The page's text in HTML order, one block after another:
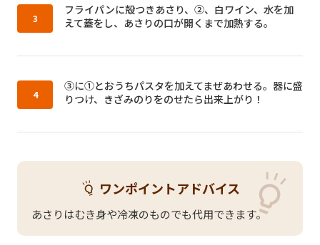
作り方3：
フライパンに殻つきあさり、②、白ワイン、水を加
えて蓋をし、あさりの口が開くまで加熱する。
作り方4：
③に①とおうちパスタを加えてまぜあわせる。器に盛
りつけ、きざみのりをのせたら出来上がり！
ワンポイントアドバイス
あさりはむき身や冷凍のものでも代用できます。